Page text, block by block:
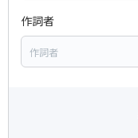
作詞者